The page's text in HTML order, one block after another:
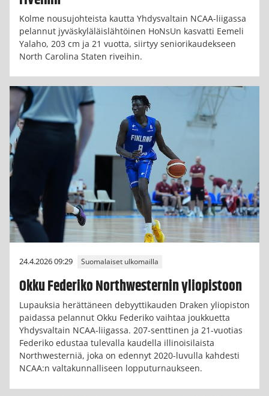
Kolme nousujohteista kautta Yhdysvaltain NCAA-liigassa
pelannut jyväskyläläislähtöinen HoNsUn kasvatti Eemeli
Yalaho, 203 cm ja 21 vuotta, siirtyy seniorikaudekseen
North Carolina Staten riveihin.
24.4.2026 09:29 Suomalaiset ulkomailla
Okku Federiko Northwesternin yliopistoon
Lupauksia herättäneen debyyttikauden Draken yliopiston
paidassa pelannut Okku Federiko vaihtaa joukkuetta
Yhdysvaltain NCAA-liigassa. 207-senttinen ja 21-vuotias
Federiko edustaa tulevalla kaudella illinoisilaista
Northwesterniä, joka on edennyt 2020-luvulla kahdesti
NCAA:n valtakunnalliseen lopputurnaukseen.